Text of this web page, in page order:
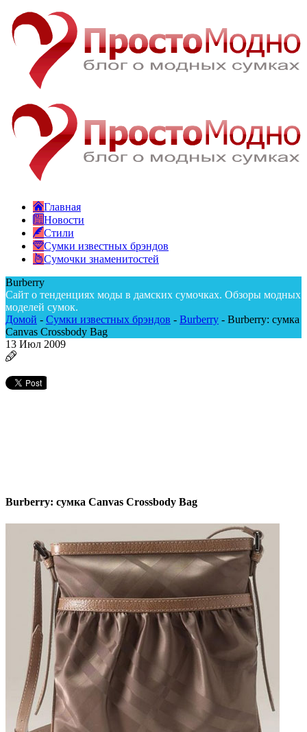
Главная
Новости
Стили
Сумки известных брэндов
Сумочки знаменитостей
Burberry
Сайт о тенденциях моды в дамских сумочках. Обзоры модных
моделей сумок.
Домой - Сумки известных брэндов - Burberry - Burberry: сумка
Canvas Crossbody Bag
13 Июл 2009
Burberry: сумка Canvas Crossbody Bag